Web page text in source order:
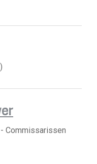
Commissarissen